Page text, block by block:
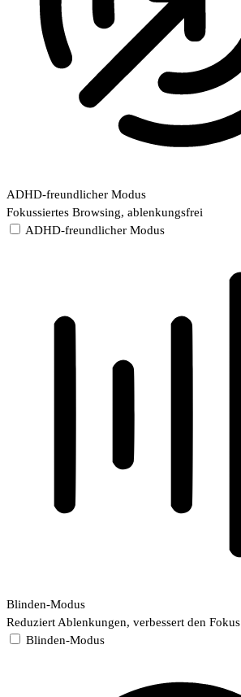
ADHD-freundlicher Modus
Fokussiertes Browsing, ablenkungsfrei
ADHD-freundlicher Modus
Blinden-Modus
Reduziert Ablenkungen, verbessert den Fokus
Blinden-Modus